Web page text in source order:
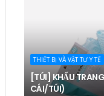
THIẾT BỊ VÀ VẬT TƯ Y TẾ
[TÚI] KHẨU
CÁI/TÚI)